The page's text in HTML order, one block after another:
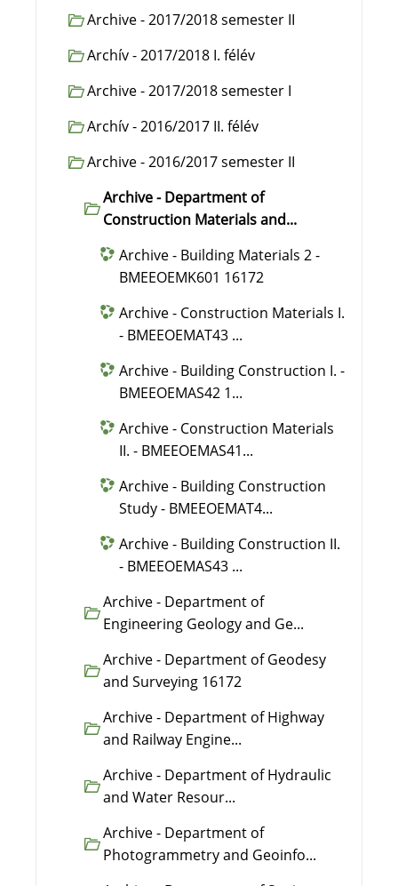
Archive - 2017/2018 semester II
Archív - 2017/2018 I. félév
Archive - 2017/2018 semester I
Archív - 2016/2017 II. félév
Archive - 2016/2017 semester II
Archive - Department of
Construction Materials and...
Archive - Building Materials 2 -
BMEEOEMK601 16172
Archive - Construction Materials I.
- BMEEOEMAT43 ...
Archive - Building Construction I. -
BMEEOEMAS42 1...
Archive - Construction Materials
II. - BMEEOEMAS41...
Archive - Building Construction
Study - BMEEOEMAT4...
Archive - Building Construction II.
- BMEEOEMAS43 ...
Archive - Department of
Engineering Geology and Ge...
Archive - Department of Geodesy
and Surveying 16172
Archive - Department of Highway
and Railway Engine...
Archive - Department of Hydraulic
and Water Resour...
Archive - Department of
Photogrammetry and Geoinfo...